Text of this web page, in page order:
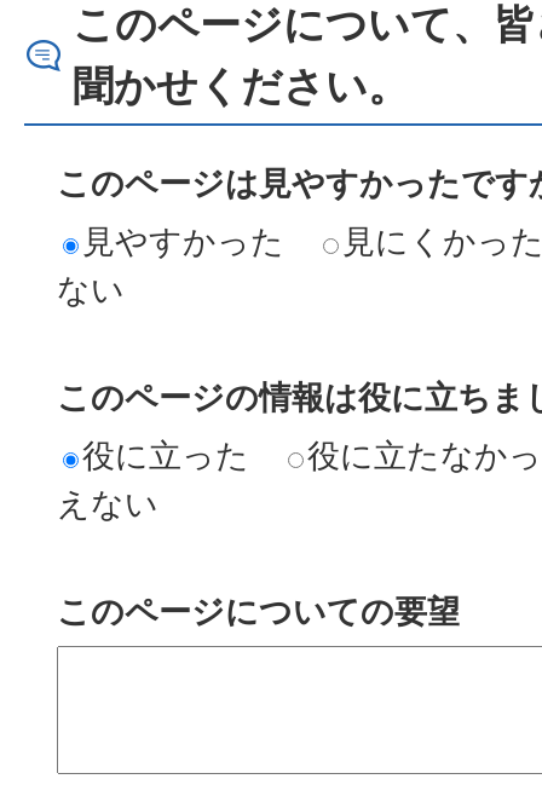
このページについて、
聞かせください。
このページは見やすかったです
見やすかった
見にくかっ
ない
このページの情報は役に立ちま
役に立った
役に立たなか
えない
このページについての要望